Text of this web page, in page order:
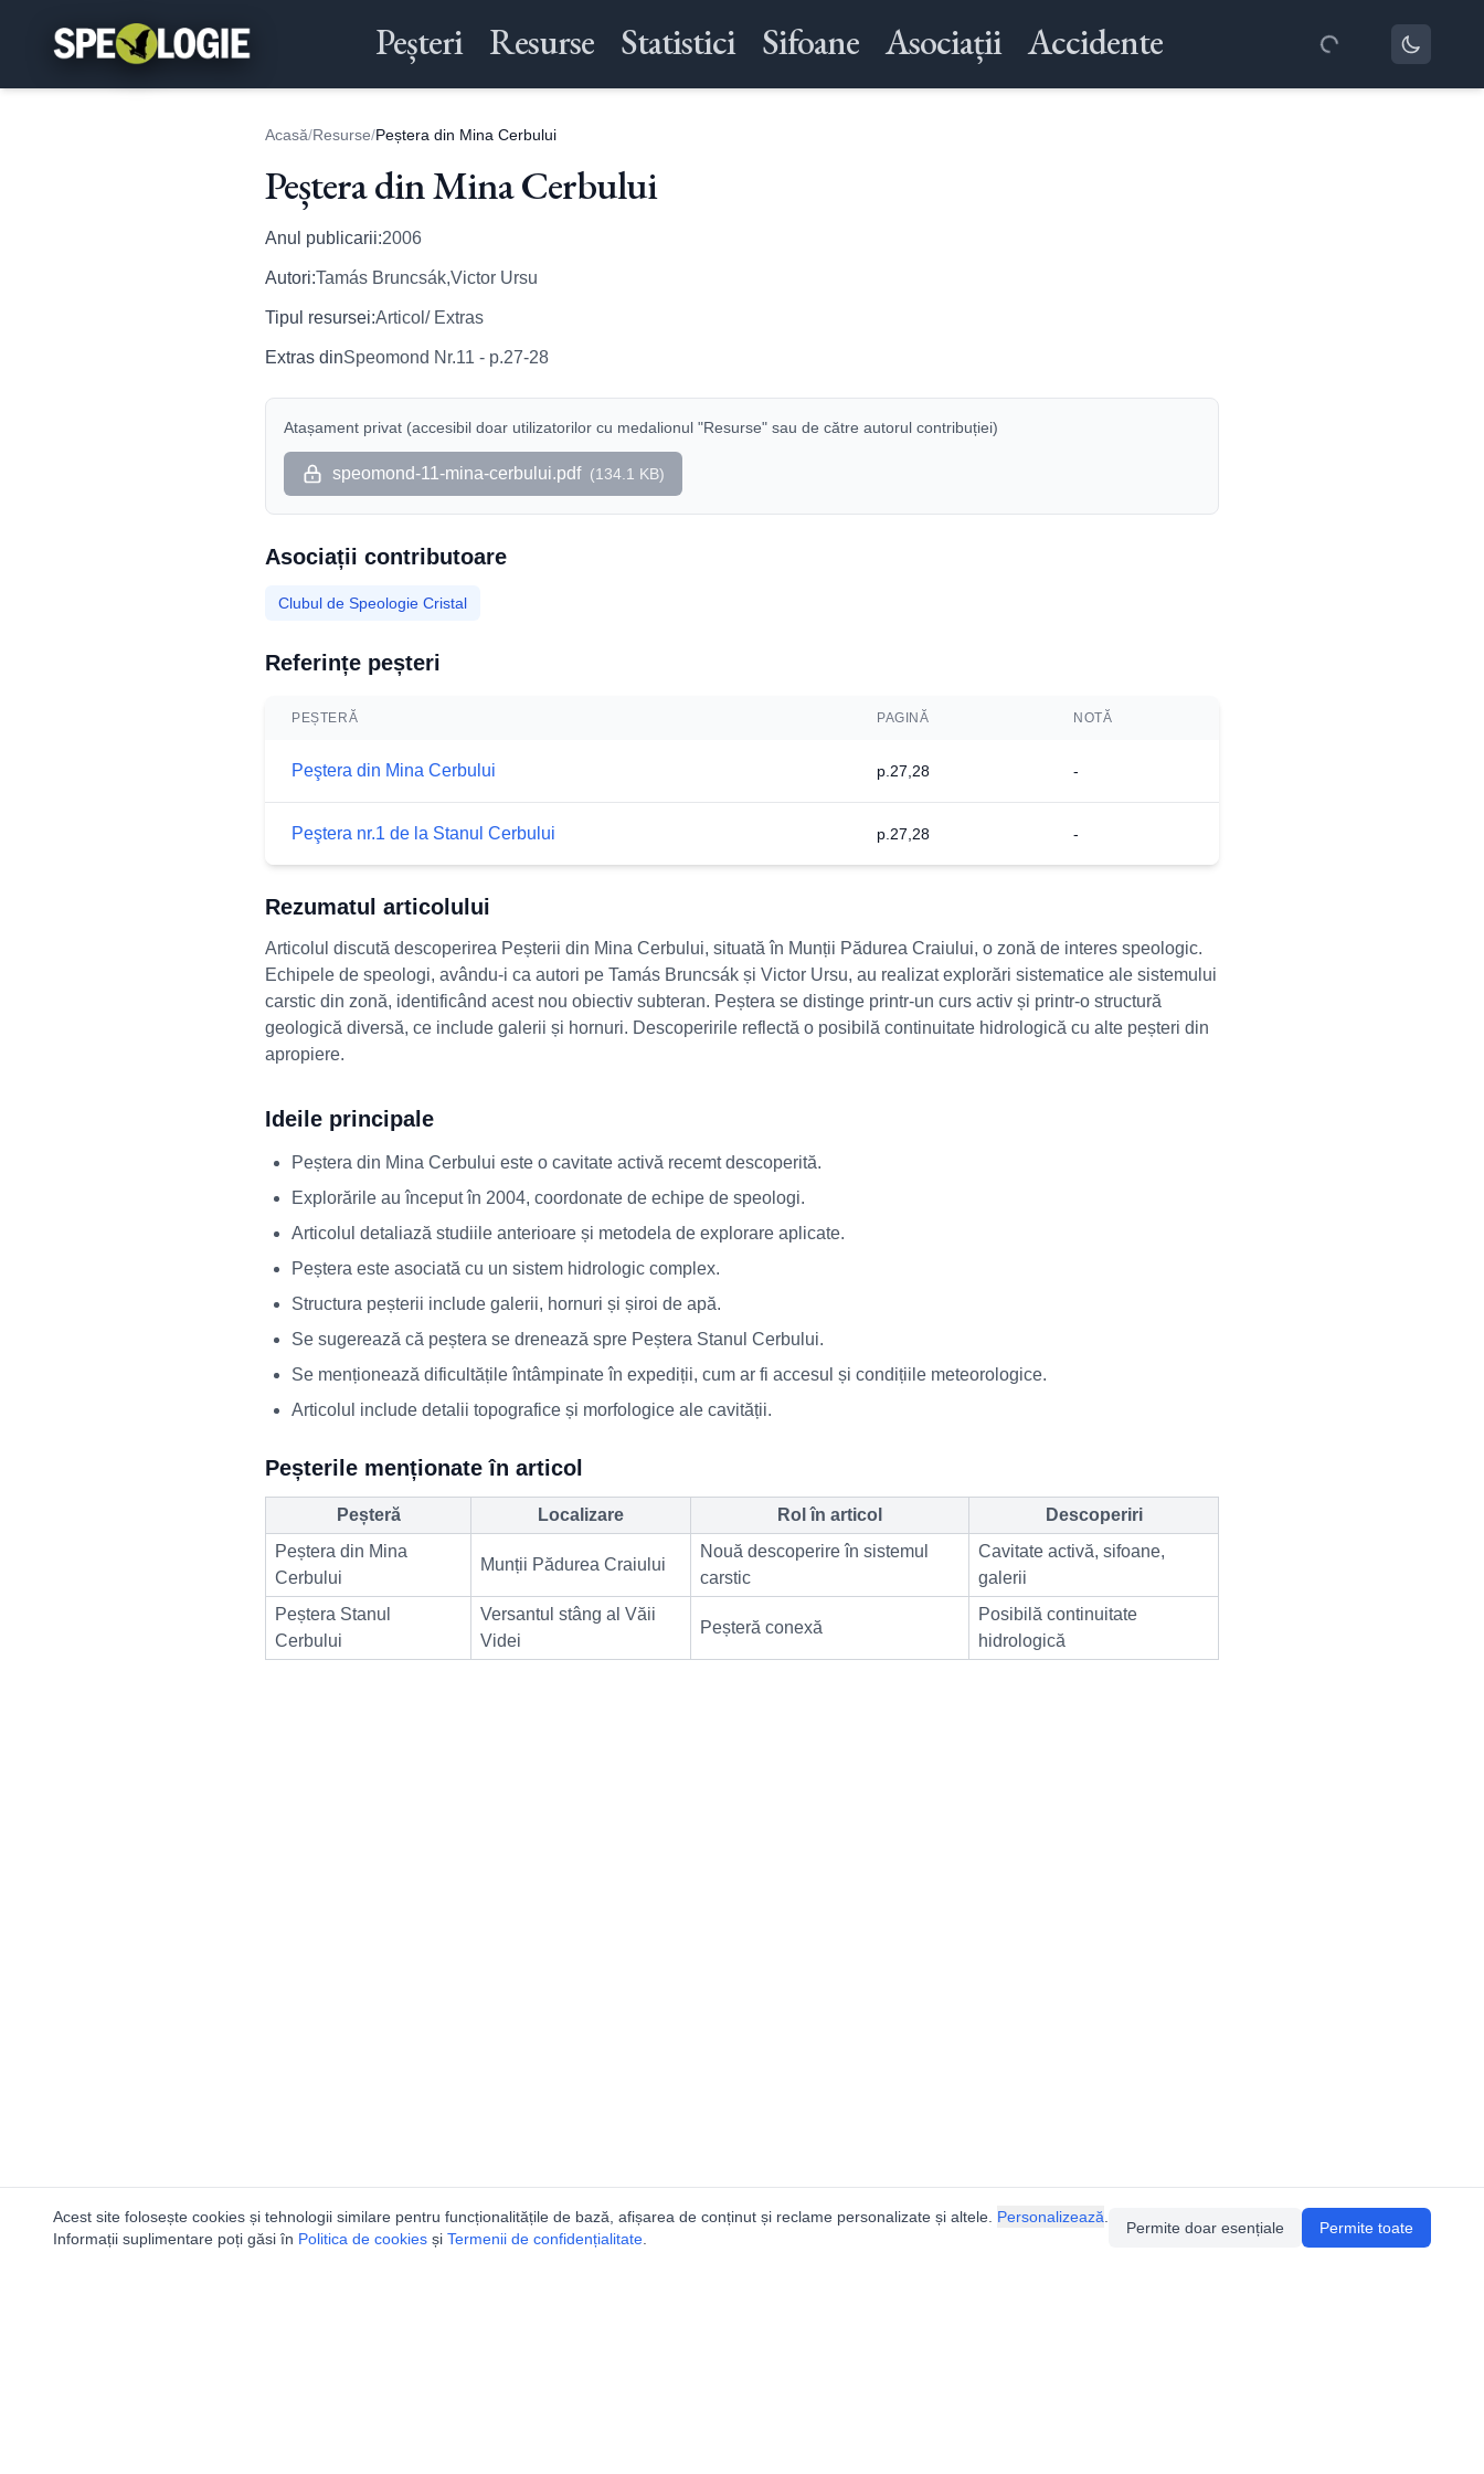
Peșteri Resurse Statistici Sifoane Asociații Accidente
Acasă/Resurse/Peștera din Mina Cerbului
Peștera din Mina Cerbului
Anul publicarii:2006
Autori:Tamás Bruncsák,Victor Ursu
Tipul resursei:Articol/ Extras
Extras dinSpeomond Nr.11 - p.27-28
Atașament privat (accesibil doar utilizatorilor cu medalionul "Resurse" sau de către autorul contribuției)
speomond-11-mina-cerbului.pdf (134.1 KB)
Asociații contributoare
Clubul de Speologie Cristal
Referințe peșteri
PEȘTERĂ PAGINĂ NOTĂ
Peştera din Mina Cerbului p.27,28 -
Peştera nr.1 de la Stanul Cerbului p.27,28 -
Rezumatul articolului
Articolul discută descoperirea Peșterii din Mina Cerbului, situată în Munții Pădurea Craiului, o zonă de interes speologic.
Echipele de speologi, avându-i ca autori pe Tamás Bruncsák și Victor Ursu, au realizat explorări sistematice ale sistemului
carstic din zonă, identificând acest nou obiectiv subteran. Peștera se distinge printr-un curs activ și printr-o structură
geologică diversă, ce include galerii și hornuri. Descoperirile reflectă o posibilă continuitate hidrologică cu alte peșteri din
apropiere.
Ideile principale
Peștera din Mina Cerbului este o cavitate activă recemt descoperită.
Explorările au început în 2004, coordonate de echipe de speologi.
Articolul detaliază studiile anterioare și metodela de explorare aplicate.
Peștera este asociată cu un sistem hidrologic complex.
Structura peșterii include galerii, hornuri și șiroi de apă.
Se sugerează că peștera se drenează spre Peștera Stanul Cerbului.
Se menționează dificultățile întâmpinate în expediții, cum ar fi accesul și condițiile meteorologice.
Articolul include detalii topografice și morfologice ale cavității.
Peșterile menționate în articol
Peșteră Localizare Rol în articol
Descoperiri
Peștera din Mina
Cerbului
Munții Pădurea Craiului
Nouă descoperire în sistemul
carstic
Cavitate activă, sifoane,
galerii
Peștera Stanul
Cerbului
Versantul stâng al Văii
Videi
Peșteră conexă
Posibilă continuitate
hidrologică
Acest site folosește cookies și tehnologii similare pentru funcționalitățile de bază, afișarea de conținut și reclame personalizate și altele. Personalizează
Informații suplimentare poți găsi în Politica de cookies și Termenii de confidențialitate
Permite doar esențiale Permite toate